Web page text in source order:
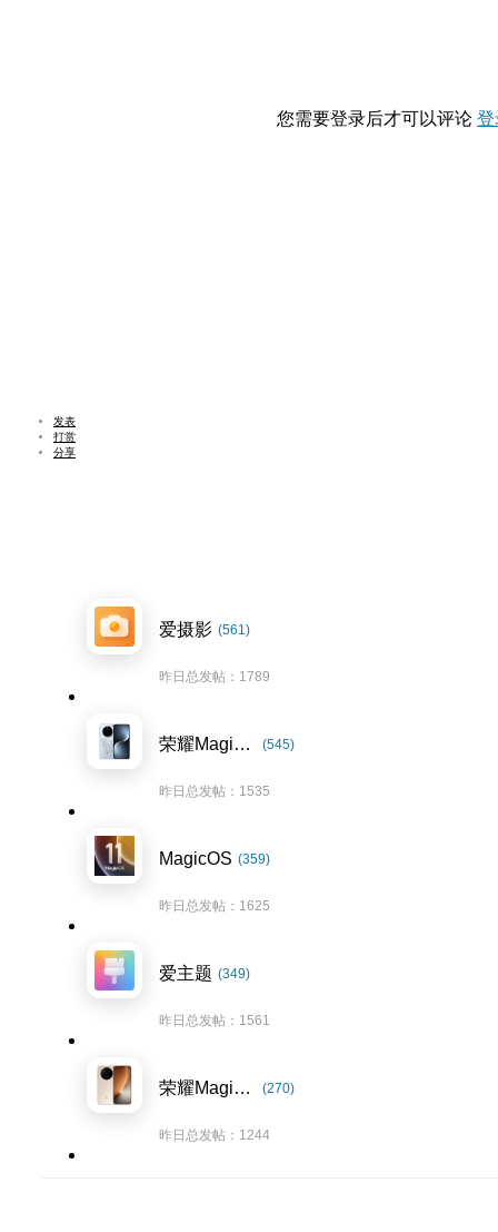
您需要登录后才可以评论 登
发表
打赏
分享
爱摄影 (561)
昨日总发帖：1789
荣耀Magic7系列 (545)
昨日总发帖：1535
MagicOS (359)
昨日总发帖：1625
爱主题 (349)
昨日总发帖：1561
荣耀Magic8系列 (270)
昨日总发帖：1244